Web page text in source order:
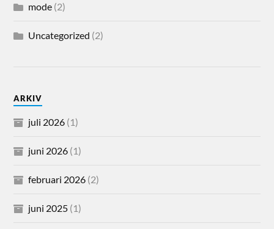
mode (2)
Uncategorized (2)
ARKIV
juli 2026 (1)
juni 2026 (1)
februari 2026 (2)
juni 2025 (1)